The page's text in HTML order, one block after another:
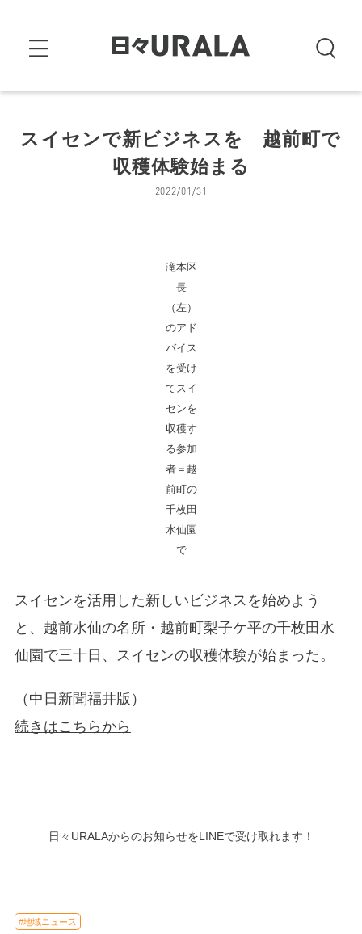
スイセンで新ビジネスを 越前町で
収穫体験始まる
2022/01/31
滝本区
長
（左）
のアド
バイス
を受け
てスイ
センを
収穫す
る参加
者＝越
前町の
千枚田
水仙園
で
スイセンを活用した新しいビジネスを始めよう
と、越前水仙の名所・越前町梨子ケ平の千枚田水
仙園で三十日、スイセンの収穫体験が始まった。
（中日新聞福井版）
続きはこちらから
日々URALAからのお知らせをLINEで受け取れます！
#地域ニュース